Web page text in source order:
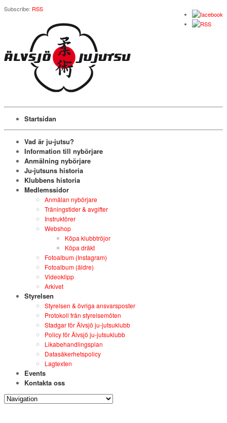
Subscribe: RSS
Startsidan
Vad är ju-jutsu?
Information till nybörjare
Anmälning nybörjare
Ju-jutsuns historia
Klubbens historia
Medlemssidor
Anmälan nybörjare
Träningstider & avgifter
Instruktörer
Webshop
Köpa klubbtröjor
Köpa dräkt
Fotoalbum (Instagram)
Fotoalbum (äldre)
Videoklipp
Arkivet
Styrelsen
Styrelsen & övriga ansvarsposter
Protokoll från styrelsemöten
Stadgar för Älvsjö ju-jutsuklubb
Policy för Älvsjö ju-jutsuklubb
Likabehandlingsplan
Datasäkerhetspolicy
Lagtexten
Events
Kontakta oss